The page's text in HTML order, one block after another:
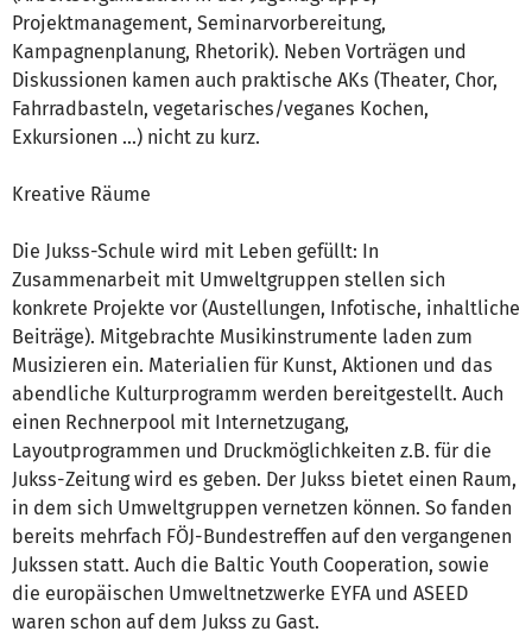
Projektmanagement, Seminarvorbereitung,
Kampagnenplanung, Rhetorik). Neben Vorträgen und
Diskussionen kamen auch praktische AKs (Theater, Chor,
Fahrradbasteln, vegetarisches/veganes Kochen,
Exkursionen ...) nicht zu kurz.
Kreative Räume
Die Jukss-Schule wird mit Leben gefüllt: In
Zusammenarbeit mit Umweltgruppen stellen sich
konkrete Projekte vor (Austellungen, Infotische, inhaltliche
Beiträge). Mitgebrachte Musikinstrumente laden zum
Musizieren ein. Materialien für Kunst, Aktionen und das
abendliche Kulturprogramm werden bereitgestellt. Auch
einen Rechnerpool mit Internetzugang,
Layoutprogrammen und Druckmöglichkeiten z.B. für die
Jukss-Zeitung wird es geben. Der Jukss bietet einen Raum,
in dem sich Umweltgruppen vernetzen können. So fanden
bereits mehrfach FÖJ-Bundestreffen auf den vergangenen
Jukssen statt. Auch die Baltic Youth Cooperation, sowie
die europäischen Umweltnetzwerke EYFA und ASEED
waren schon auf dem Jukss zu Gast.